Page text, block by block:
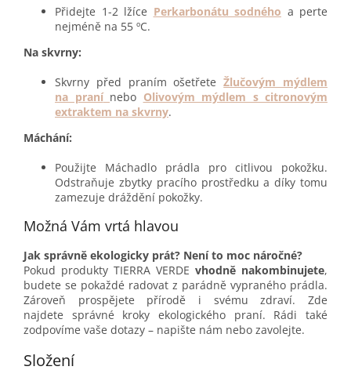
Přidejte 1-2 lžíce Perkarbonátu sodného a perte
nejméně na 55 ºC.
Na skvrny:
Skvrny před praním ošetřete Žlučovým mýdlem
na praní nebo Olivovým mýdlem s citronovým
extraktem na skvrny.
Máchání:
Použijte Máchadlo prádla pro citlivou pokožku.
Odstraňuje zbytky pracího prostředku a díky tomu
zamezuje dráždění pokožky.
Možná Vám vrtá hlavou
Jak správně ekologicky prát? Není to moc náročné?
Pokud produkty TIERRA VERDE vhodně nakombinujete,
budete se pokaždé radovat z parádně vypraného prádla.
Zároveň prospějete přírodě i svému zdraví. Zde
najdete
správné kroky ekologického praní. Rádi také
zodpovíme vaše dotazy – napište nám nebo zavolejte.
Složení